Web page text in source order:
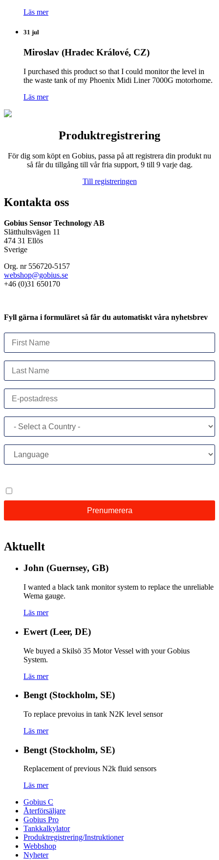
Läs mer
31 jul
Miroslav (Hradec Králové, CZ)
I purchased this product so that I could monitor the level in
the waste tank of my Phoenix Midi Liner 7000G motorhome.
Läs mer
Produktregistrering
För dig som köpt en Gobius, passa på att registrera din produkt nu
så får du tillgång till vår fria support, 9 till 9 varje dag.
Till registreringen
Kontakta oss
Gobius Sensor Technology AB
Slätthultsvägen 11
474 31 Ellös
Sverige
Org. nr 556720-5157
webshop@gobius.se
+46 (0)31 650170
Fyll gärna i formuläret så får du automatiskt våra nyhetsbrev
Aktuellt
John (Guernsey, GB)
I wanted a black tank monitor system to replace the unreliable
Wema gauge.
Läs mer
Ewert (Leer, DE)
We buyed a Skilsö 35 Motor Vessel with your Gobius
System.
Läs mer
Bengt (Stockholm, SE)
To replace prevoius in tank N2K level sensor
Läs mer
Bengt (Stockholm, SE)
Replacement of previous N2k fluid sensors
Läs mer
Gobius C
Återförsäljare
Gobius Pro
Tankkalkylator
Produktregistrering/Instruktioner
Webbshop
Nyheter